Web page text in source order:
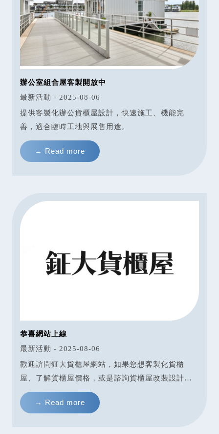
辦公室組合屋客製開放中
最新活動 - 2025-08-06
提供客製化辦公貨櫃屋設計，快速施工、機能完
善，適合臨時工地與展售用途。
→ Read more
恭喜網站上線
最新活動 - 2025-08-06
歡迎訪問鉦大貨櫃屋網站，如果您想客製化貨櫃
屋、了解貨櫃屋價格，或是諮詢貨櫃屋改裝設計等
問題，歡迎諮詢電話：07-7013611，會有專人為您
服務。→ Read more